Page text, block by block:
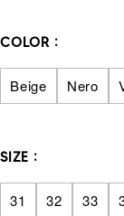
COLOR
Beige Nero
SIZE
31 32 33